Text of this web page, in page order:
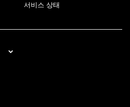
서비스 상태